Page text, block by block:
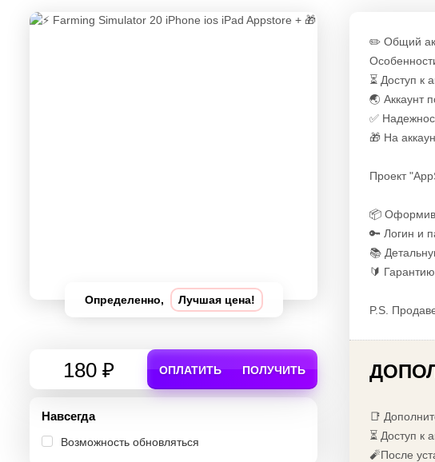
Определенно, Лучшая цена!
180 ₽ ОПЛАТИТЬ ПОЛУЧИТЬ
Навсегда
Возможность обновляться
✏️ Общий
⏳ Доступ к
🌏 Аккаунт
✅
🎁 На
Проект
📦 Оформив
🔑 Логин и
📚
🔰
P.S.
📑
⏳ Доступ к
🧨После